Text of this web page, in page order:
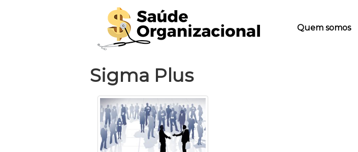
Quem somos
Sigma Plus